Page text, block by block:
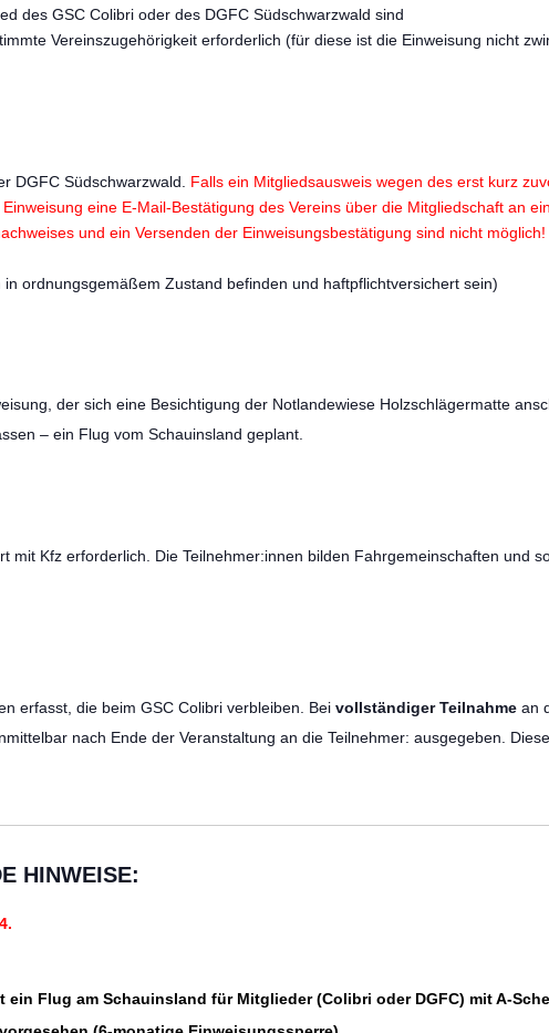
des GSC Colibri oder des DGFC Südschwarzwald sind
Vereinszugehörigkeit erforderlich (für diese ist die Einweisung nicht
DGFC Südschwarzwald. Falls ein Mitgliedsausweis wegen des erst kurz
eine E-Mail-Bestätigung des Vereins über die Mitgliedschaft an
und ein Versenden der Einweisungsbestätigung sind nicht möglich!
ordnungsgemäßem Zustand befinden und haftpflichtversichert sein)
der sich eine Besichtigung der Notlandewiese Holzschlägermatte
– ein Flug vom Schauinsland geplant.
mit Kfz erforderlich. Die Teilnehmer:innen bilden Fahrgemeinschaften und
erfasst, die beim GSC Colibri verbleiben. Bei vollständiger Teilnahme an
nach Ende der Veranstaltung an die Teilnehmer: ausgegeben.
HINWEISE:
Flug am Schauinsland für Mitglieder (Colibri oder DGFC) mit A-